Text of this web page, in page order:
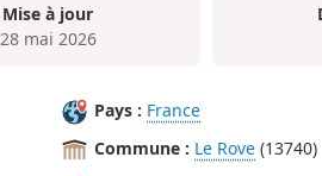
Mise à jour
28 mai 2026
Pays : France
Commune : Le Rove (13740)